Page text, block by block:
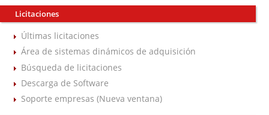
Licitaciones
Últimas licitaciones
Área de sistemas dinámicos de adquisición
Búsqueda de licitaciones
Descarga de Software
Soporte empresas (Nueva ventana)